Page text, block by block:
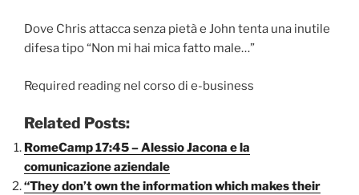
Dove Chris attacca senza pietà e John tenta una inutile
difesa tipo “Non mi hai mica fatto male…”
Required reading nel corso di e-business
Related Posts:
RomeCamp 17:45 – Alessio Jacona e la
comunicazione aziendale
“They don’t own the information which makes their